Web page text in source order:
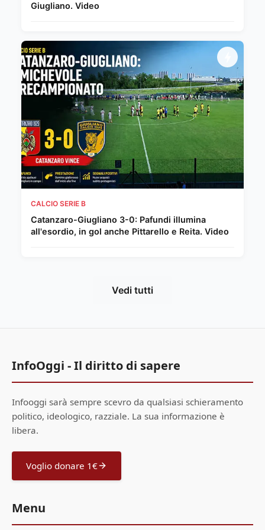
Giugliano. Video
CALCIO SERIE B
Catanzaro-Giugliano 3-0: Pafundi illumina
all'esordio, in gol anche Pittarello e Reita. Video
Vedi tutti
InfoOggi - Il diritto di sapere
Infooggi sarà sempre scevro da qualsiasi schieramento
politico, ideologico, razziale. La sua informazione è
libera.
Voglio donare 1€
Menu